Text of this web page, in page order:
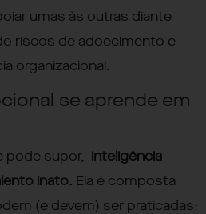
umas às outras diante
riscos de adoecimento e
organizacional.
se aprende em
pode supor,
inteligência
inato. Ela é composta
(e devem) ser praticadas: